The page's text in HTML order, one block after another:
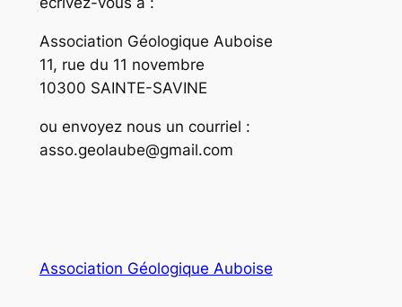
Association Géologique Auboise
11, rue du 11 novembre
10300 SAINTE-SAVINE
ou envoyez nous un courriel :
asso.geolaube@gmail.com
Association Géologique Auboise